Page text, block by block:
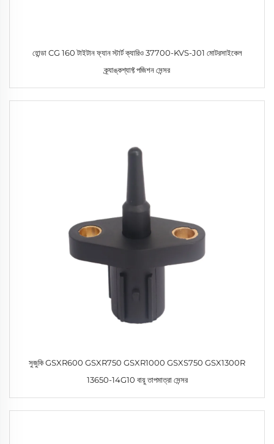
হোন্ডা CG 160 টাইটান ফ্যান স্টার্ট ক্যারিও 37700-KVS-J01 মোটরসাইকেল
ক্র্যাঙ্কশ্যাফ্ট পজিশন সেন্সর
সুজুকি GSXR600 GSXR750 GSXR1000 GSXS750 GSX1300R
13650-14G10 বায়ু তাপমাত্রা সেন্সর